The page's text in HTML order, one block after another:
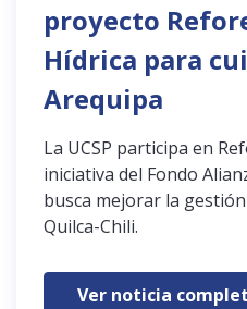
proyecto
Hídrica para
Arequipa
La UCSP participa en
iniciativa del Fondo
busca mejorar la
Quilca-Chili.
Ver noticia